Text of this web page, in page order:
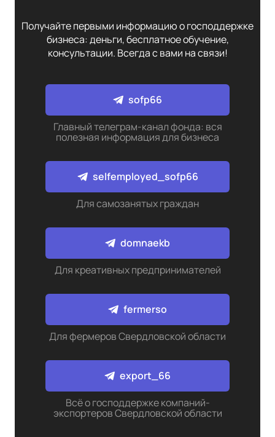
Получайте первыми информацию о господдержке
бизнеса: деньги, бесплатное обучение,
консультации. Всегда с вами на связи!
sofp66
Главный телеграм-канал фонда: вся
полезная информация для бизнеса
selfemployed_sofp66
Для самозанятых граждан
domnaekb
Для креативных предпринимателей
fermerso
Для фермеров Свердловской области
export_66
Всё о господдержке компаний-
экспортеров Свердловской области